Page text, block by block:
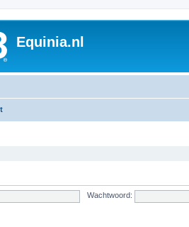
Equinia.nl
Wachtwoord: